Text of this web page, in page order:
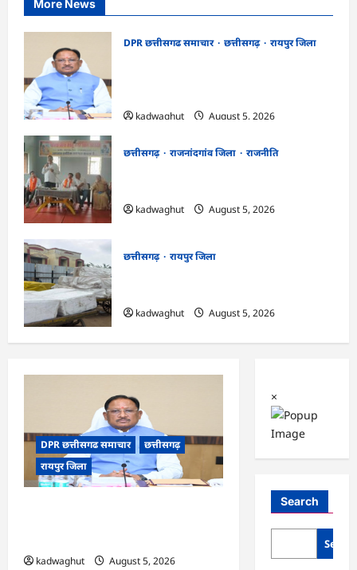
More News
DPR छत्तीसगढ समाचार छत्तीसगढ़
रायपुर जिला
kadwaghut
August 5, 2026
छत्तीसगढ़ राजनांदगांव जिला
राजनीति
kadwaghut
August 5, 2026
छत्तीसगढ़
रायपुर जिला
kadwaghut
August 5, 2026
DPR छत्तीसगढ समाचार
छत्तीसगढ़
रायपुर जिला
kadwaghut
August 5, 2026
×
Search